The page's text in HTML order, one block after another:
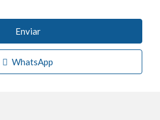
Enviar
WhatsApp